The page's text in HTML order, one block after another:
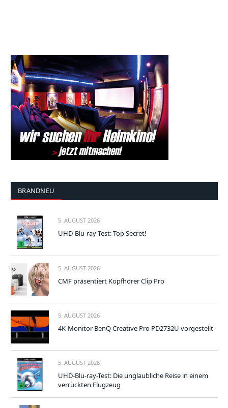
BRANDNEU
5. AUGUST 2026
UHD-Blu-ray-Test: Top Secret!
5. AUGUST 2026
CMF präsentiert Kopfhörer Clip Pro
5. AUGUST 2026
4K-Monitor BenQ Creative Pro PD2732U vorgestellt
5. AUGUST 2026
UHD-Blu-ray-Test: Die unglaubliche Reise in einem
verrückten Flugzeug